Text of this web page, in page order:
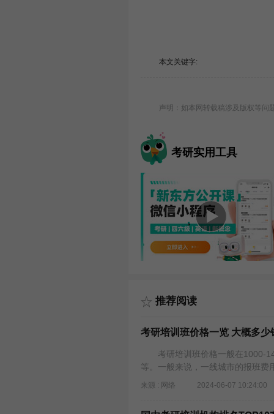
本文关键字:
声明：如本网转载稿涉及版权等
考研实用工具
推荐阅读
考研培训班价格一览 大概多少
考研培训班价格一般在1000-
等。一般来说，一线城市的报班费
来源 : 网络 2024-06-07 10:24:00